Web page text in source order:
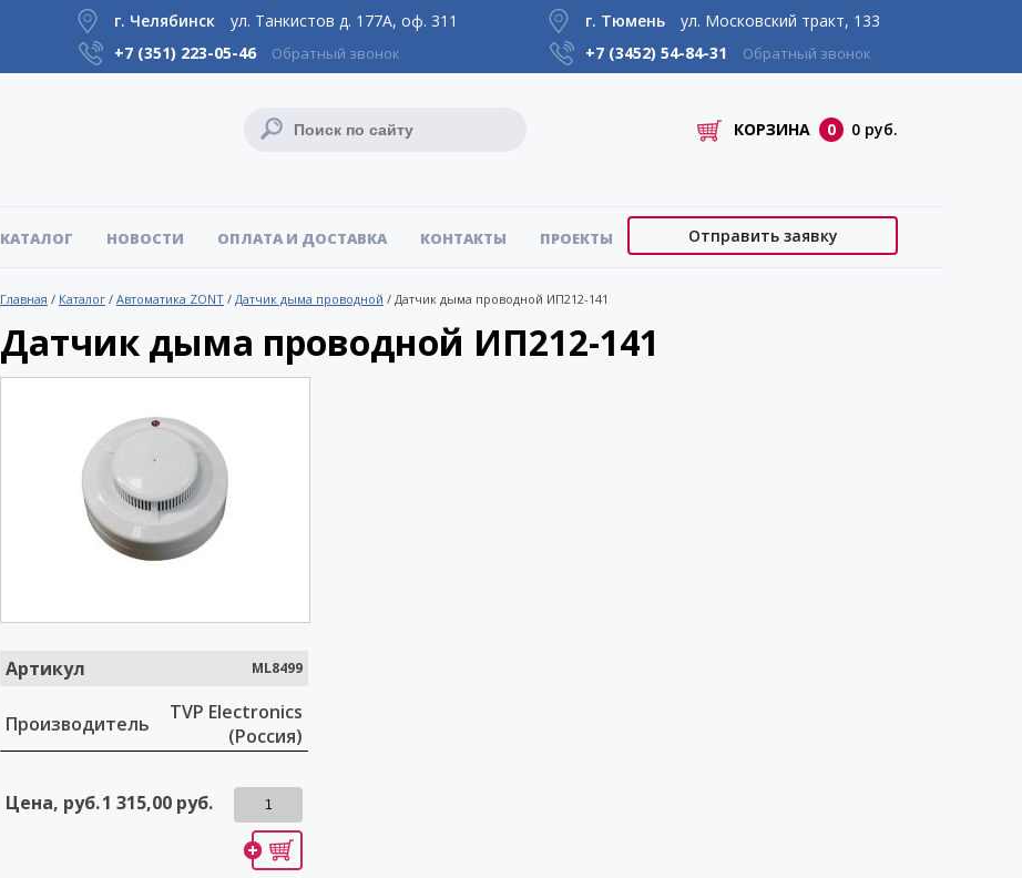
г. Челябинск
ул. Танкистов д. 177А, оф. 311
+7 (351) 223-05-46 Обратный звонок
г. Тюмень
ул. Московский тракт, 133
+7 (3452) 54-84-31 Обратный звонок
КОРЗИНА 0 0 руб.
Отправить заявку
КАТАЛОГ НОВОСТИ ОПЛАТА И ДОСТАВКА КОНТАКТЫ ПРОЕКТЫ
Главная / Каталог / Автоматика ZONT / Датчик дыма проводной / Датчик дыма проводной ИП212-141
Датчик дыма проводной ИП212-141
Артикул ML8499
Производитель
TVP Electronics
(Россия)
Цена, руб.1 315,00 руб.